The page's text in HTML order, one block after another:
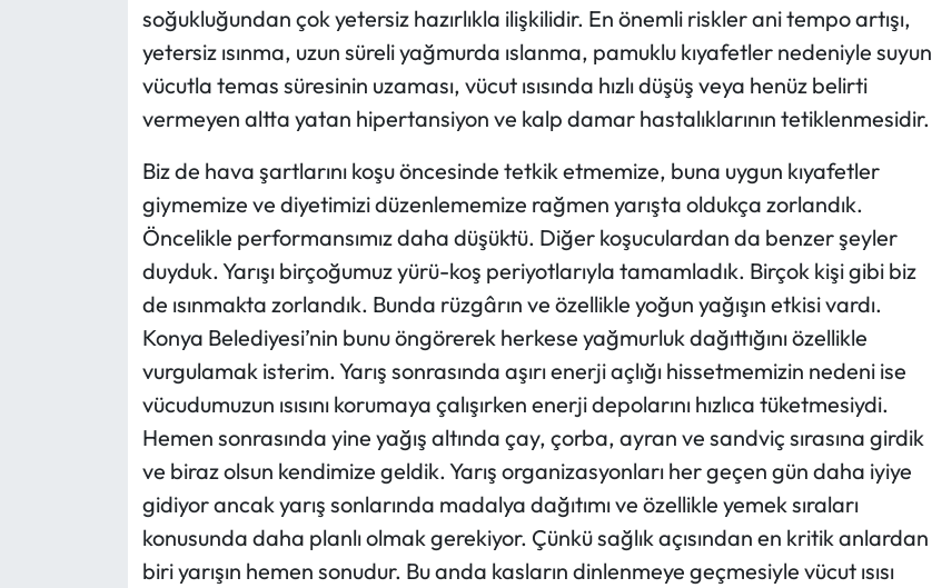
soğukluğundan çok yetersiz hazırlıkla ilişkilidir. En önemli riskler ani tempo artışı,
yetersiz ısınma, uzun süreli yağmurda ıslanma, pamuklu kıyafetler nedeniyle suyun
vücutla temas süresinin uzaması, vücut ısısında hızlı düşüş veya henüz belirti
vermeyen altta yatan hipertansiyon ve kalp damar hastalıklarının tetiklenmesidir.
Biz de hava şartlarını koşu öncesinde tetkik etmemize, buna uygun kıyafetler
giymemize ve diyetimizi düzenlememize rağmen yarışta oldukça zorlandık.
Öncelikle performansımız daha düşüktü. Diğer koşuculardan da benzer şeyler
duyduk. Yarışı birçoğumuz yürü-koş periyotlarıyla tamamladık. Birçok kişi gibi biz
de ısınmakta zorlandık. Bunda rüzgârın ve özellikle yoğun yağışın etkisi vardı.
Konya Belediyesi’nin bunu öngörerek herkese yağmurluk dağıttığını özellikle
vurgulamak isterim. Yarış sonrasında aşırı enerji açlığı hissetmemizin nedeni ise
vücudumuzun ısısını korumaya çalışırken enerji depolarını hızlıca tüketmesiydi.
Hemen sonrasında yine yağış altında çay, çorba, ayran ve sandviç sırasına girdik
ve biraz olsun kendimize geldik. Yarış organizasyonları her geçen gün daha iyiye
gidiyor ancak yarış sonlarında madalya dağıtımı ve özellikle yemek sıraları
konusunda daha planlı olmak gerekiyor. Çünkü sağlık açısından en kritik anlardan
biri yarışın hemen sonudur. Bu anda kasların dinlenmeye geçmesiyle vücut ısısı